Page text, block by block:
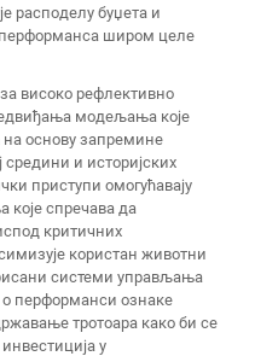
расподелу буџета и
перформанса широм целе
високо рефлективно
модељања које
основу запремине
средини и историјских
приступи омогућавају
спречава да
критичних
користан животни
системи управљања
перформанси ознаке
тротоара како би се
у